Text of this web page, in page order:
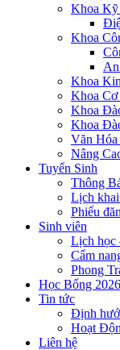
Khoa Kỹ
Khoa
Khoa
Khoa Cơ
Khoa
Khoa
Văn Hóa
Nâng
Tuyển Sinh
Thông
Lịch
Phiếu
Sinh viên
Lịch học
Cẩm
Phong
Học Bổng 2026
Tin tức
Định
Hoạt
Liên hệ